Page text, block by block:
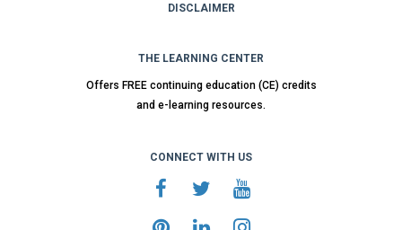
DISCLAIMER
THE LEARNING CENTER
Offers FREE continuing education (CE) credits
and e-learning resources.
CONNECT WITH US